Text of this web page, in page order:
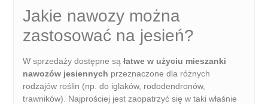
Jakie nawozy można
zastosować na jesień?
W sprzedaży dostępne sąłatwe w użyciu mieszanki
nawozów jesiennych przeznaczone dla różnych
rodzajów roślin (np. do iglaków, rododendronów,
trawników). Najprościej jest zaopatrzyć się w taki właśnie